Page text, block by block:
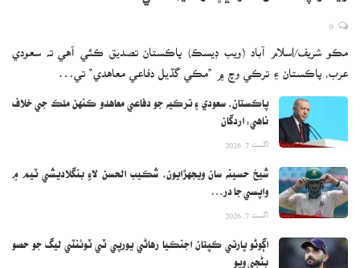
مڪو شريف/اسلام آباد (ويب ڊيسڪ) پاڪستان تصديق ڪئي آهي ته سعودي
عرب، پاڪستان ۽ ترڪي وچ ۾ ”مڪي گڏيل دفاعي معاهدي“ تي…
پاڪستان، سعودي ۽ ترڪيه جو دفاعي معاهدو ڪنهن ملڪ جي خلاف
ناهي: اردگان
اگست 7, 2026
شيخ حسينه سان ويجهڙايون، شڪيب الحسن لاءِ بنگلاديشي ٽيم ۾
واپسي جا در…
اگست 7, 2026
اڳوڻو ڀارتي ڪپتان اجنڪيا رهاڻي يورپي ٽي ٽوئنٽي ليگ جو حصو
بڻجي ويو